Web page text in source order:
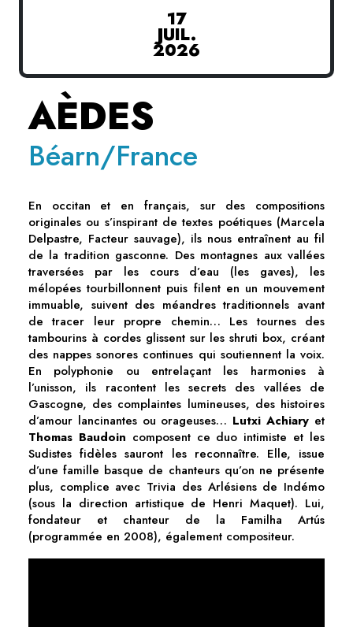
17
JUIL.
2026
AÈDES
Béarn/France
En occitan et en français, sur des compositions
originales ou s’inspirant de textes poétiques (Marcela
Delpastre, Facteur sauvage), ils nous entraînent au fil
de la tradition gasconne. Des montagnes aux vallées
traversées par les cours d’eau (les gaves), les
mélopées tourbillonnent puis filent en un mouvement
immuable, suivent des méandres traditionnels avant
de tracer leur propre chemin… Les tournes des
tambourins à cordes glissent sur les shruti box, créant
des nappes sonores continues qui soutiennent la voix.
En polyphonie ou entrelaçant les harmonies à
l’unisson, ils racontent les secrets des vallées de
Gascogne, des complaintes lumineuses, des histoires
d’amour lancinantes ou orageuses… Lutxi Achiary et
Thomas Baudoin composent ce duo intimiste et les
Sudistes fidèles sauront les reconnaître. Elle, issue
d’une famille basque de chanteurs qu’on ne présente
plus, complice avec Trivia des Arlésiens de Indémo
(sous la direction artistique de Henri Maquet). Lui,
fondateur et chanteur de la Familha Artús
(programmée en 2008), également compositeur.